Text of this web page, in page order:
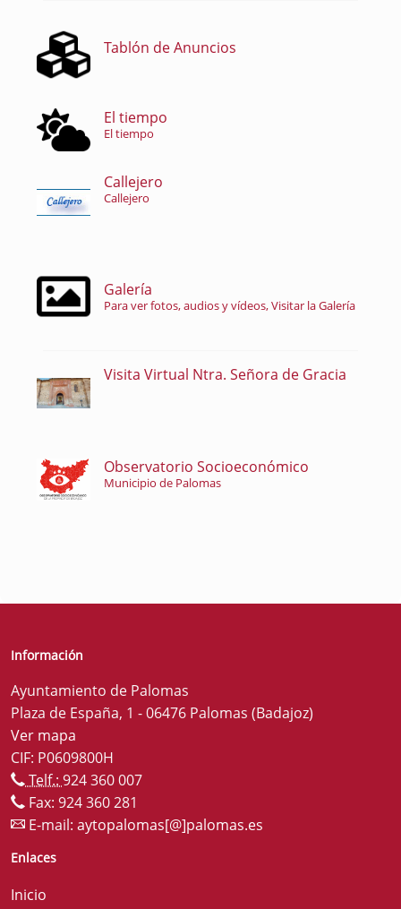
Tablón de Anuncios
El tiempo
El tiempo
Callejero
Callejero
Galería
Para ver fotos, audios y vídeos, Visitar la Galería
Visita Virtual Ntra. Señora de Gracia
Observatorio Socioeconómico
Municipio de Palomas
Información
Ayuntamiento de Palomas
Plaza de España, 1 - 06476 Palomas (Badajoz)
Ver mapa
CIF: P0609800H
Telf.: 924 360 007
Fax: 924 360 281
E-mail: aytopalomas[@]palomas.es
Enlaces
Inicio